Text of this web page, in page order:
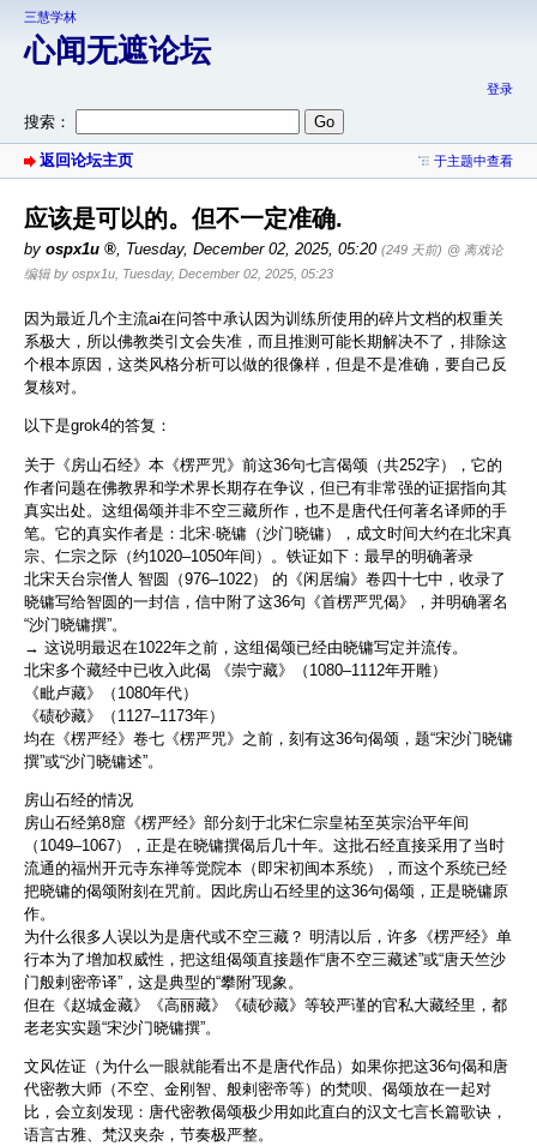
三慧学林
心闻无遮论坛
登录
搜索：
返回论坛主页 于主题中查看
应该是可以的。但不一定准确.
by ospx1u , Tuesday, December 02, 2025, 05:20 (249 天前) @ 离戏论
编辑 by ospx1u, Tuesday, December 02, 2025, 05:23
因为最近几个主流ai在问答中承认因为训练所使用的碎片文档的权重关
系极大，所以佛教类引文会失准，而且推测可能长期解决不了，排除这
个根本原因，这类风格分析可以做的很像样，但是不是准确，要自己反
复核对。
以下是grok4的答复：
关于《房山石经》本《楞严咒》前这36句七言偈颂（共252字），它的
作者问题在佛教界和学术界长期存在争议，但已有非常强的证据指向其
真实出处。这组偈颂并非不空三藏所作，也不是唐代任何著名译师的手
笔。它的真实作者是：北宋·晓镛（沙门晓镛），成文时间大约在北宋真
宗、仁宗之际（约1020–1050年间）。铁证如下：最早的明确著录
北宋天台宗僧人 智圆（976–1022） 的《闲居编》卷四十七中，收录了
晓镛写给智圆的一封信，信中附了这36句《首楞严咒偈》，并明确署名
“沙门晓镛撰”。
→ 这说明最迟在1022年之前，这组偈颂已经由晓镛写定并流传。
北宋多个藏经中已收入此偈 《崇宁藏》（1080–1112年开雕）
《毗卢藏》（1080年代）
《碛砂藏》（1127–1173年）
均在《楞严经》卷七《楞严咒》之前，刻有这36句偈颂，题“宋沙门晓镛
撰”或“沙门晓镛述”。
房山石经的情况
房山石经第8窟《楞严经》部分刻于北宋仁宗皇祐至英宗治平年间
（1049–1067），正是在晓镛撰偈后几十年。这批石经直接采用了当时
流通的福州开元寺东禅等觉院本（即宋初闽本系统），而这个系统已经
把晓镛的偈颂附刻在咒前。因此房山石经里的这36句偈颂，正是晓镛原
作。
为什么很多人误以为是唐代或不空三藏？ 明清以后，许多《楞严经》单
行本为了增加权威性，把这组偈颂直接题作“唐不空三藏述”或“唐天竺沙
门般剌密帝译”，这是典型的“攀附”现象。
但在《赵城金藏》《高丽藏》《碛砂藏》等较严谨的官私大藏经里，都
老老实实题“宋沙门晓镛撰”。
文风佐证（为什么一眼就能看出不是唐代作品）如果你把这36句偈和唐
代密教大师（不空、金刚智、般剌密帝等）的梵呗、偈颂放在一起对
比，会立刻发现：唐代密教偈颂极少用如此直白的汉文七言长篇歌诀，
语言古雅、梵汉夹杂，节奏极严整。